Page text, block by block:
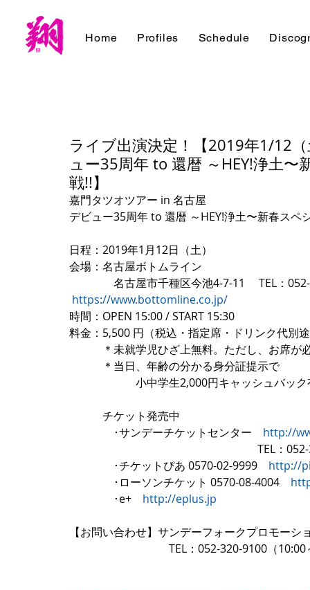
Home Profiles Schedule
ライブ出演決定！【2019年1/12
ュー35周年 to 還暦 ～HEY!浄土
戦!!】
嘉門タツオツアー in 名古屋
デビュー35周年 to 還暦 ～HEY!浄土〜新春ス
日程：2019年1月12日（土）
会場：名古屋ボトムライン
名古屋市千種区今池4-7-11 　TEL：052-
https://www.bottomline.co.jp/
時間：OPEN 15:00 / START 15:30
料金：5,500 円（税込・指定席・ドリンク代別
＊未就学児ひざ上無料。ただし、お席が必
＊当日、年齢の分かる身分証提示で
小中学生2,000円キャッシュバック
チケット発売中
･サンデーチケットセンター http://
TEL：052-320-
･チケットぴあ 0570-02-9999 http://
･ローソンチケット 0570-08-4004
･e+ http://eplus.jp
【お問い合わせ】サンデーフォークプロモー
TEL：052-320-9100（10:00～